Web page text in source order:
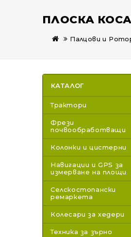
ПЛОСКА
Палцови и
КАТАЛОГ
Трактори
Фрези
почвообработващи
Колонки и цистерни
Навигации и GPS за
измерване на площи
Селскостопански
ремаркета
Колесари за хедери
Техника за зърно